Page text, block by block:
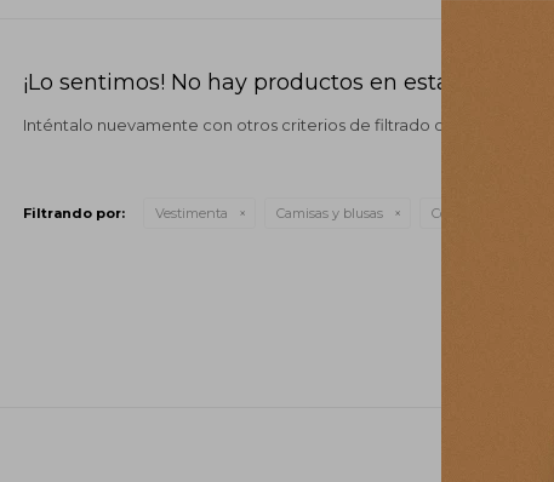
¡Lo sentimos! No hay productos en esta sección.
Inténtalo nuevamente con otros criterios de filtrado o busca en
Filtrando por: Vestimenta Camisas y blusas Color: